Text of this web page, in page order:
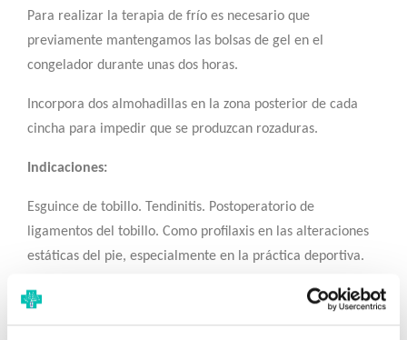
Para realizar la terapia de frío es necesario que
previamente mantengamos las bolsas de gel en el
congelador durante unas dos horas.
Incorpora dos almohadillas en la zona posterior de cada
cincha para impedir que se produzcan rozaduras.
Indicaciones:
Esguince de tobillo. Tendinitis. Postoperatorio de
ligamentos del tobillo. Como profilaxis en las alteraciones
estáticas del pie, especialmente en la práctica deportiva.
un esguince del ligamento anterior talo fibular, los cuales
requieren de mayor tiempo para curarse.